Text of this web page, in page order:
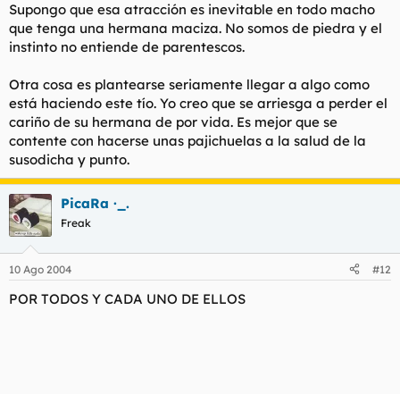
Supongo que esa atracción es inevitable en todo macho
que tenga una hermana maciza. No somos de piedra y el
instinto no entiende de parentescos.
Otra cosa es plantearse seriamente llegar a algo como
está haciendo este tío. Yo creo que se arriesga a perder el
cariño de su hermana de por vida. Es mejor que se
contente con hacerse unas pajichuelas a la salud de la
susodicha y punto.
PicaRa ·_.
Freak
10 Ago 2004 #12
POR TODOS Y CADA UNO DE ELLOS